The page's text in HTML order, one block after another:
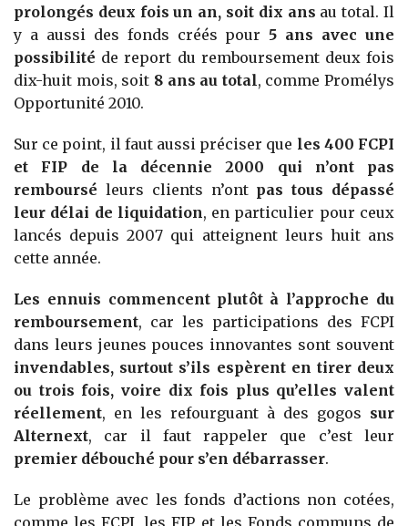
prolongés deux fois un an, soit dix ans au total. Il
y a aussi des fonds créés pour 5 ans avec une
possibilité de report du remboursement deux fois
dix-huit mois, soit 8 ans au total, comme Promélys
Opportunité 2010.
Sur ce point, il faut aussi préciser que les 400 FCPI
et FIP de la décennie 2000 qui n’ont pas
remboursé leurs clients n’ont pas tous dépassé
leur délai de liquidation, en particulier pour ceux
lancés depuis 2007 qui atteignent leurs huit ans
cette année.
Les ennuis commencent plutôt à l’approche du
remboursement, car les participations des FCPI
dans leurs jeunes pouces innovantes sont souvent
invendables, surtout s’ils espèrent en tirer deux
ou trois fois, voire dix fois plus qu’elles valent
réellement, en les refourguant à des gogos sur
Alternext, car il faut rappeler que c’est leur
premier débouché pour s’en débarrasser.
Le problème avec les fonds d’actions non cotées,